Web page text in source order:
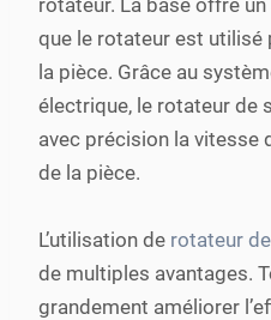
rotateur. La base offre
que le rotateur est
la pièce. Grâce au
électrique, le rotateur de
avec précision la vitesse
de la pièce.
L’utilisation de rotateur
de multiples avantages.
grandement améliorer